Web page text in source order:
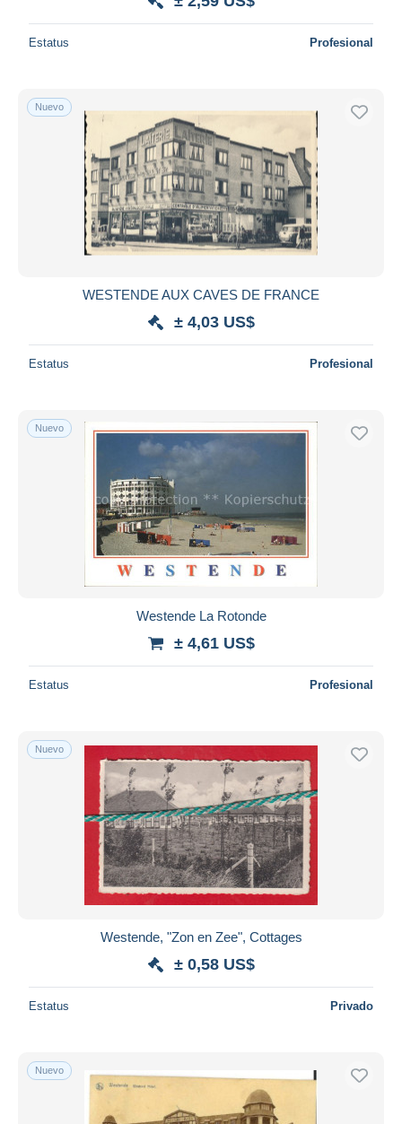
Estatus Profesional
Nuevo
WESTENDE AUX CAVES DE FRANCE
± 4,03 US$
Estatus Profesional
Nuevo
Westende La Rotonde
± 4,61 US$
Estatus Profesional
Nuevo
Westende, "Zon en Zee", Cottages
± 0,58 US$
Estatus Privado
Nuevo